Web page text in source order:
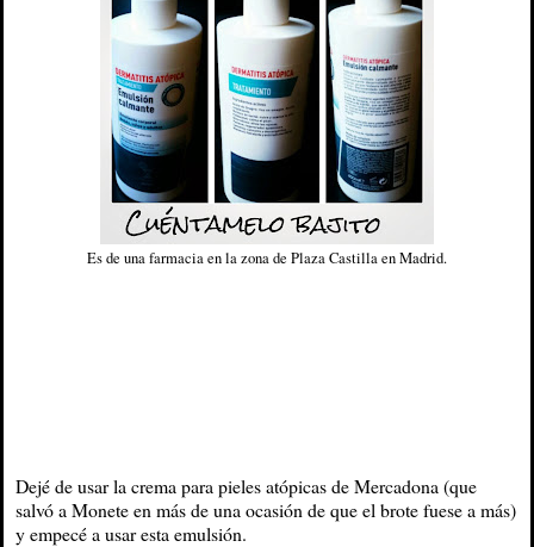
Es de una farmacia en la zona de Plaza Castilla en Madrid.
Dejé de usar la crema para pieles atópicas de Mercadona (que
salvó a Monete en más de una ocasión de que el brote fuese a más)
y empecé a usar esta emulsión.